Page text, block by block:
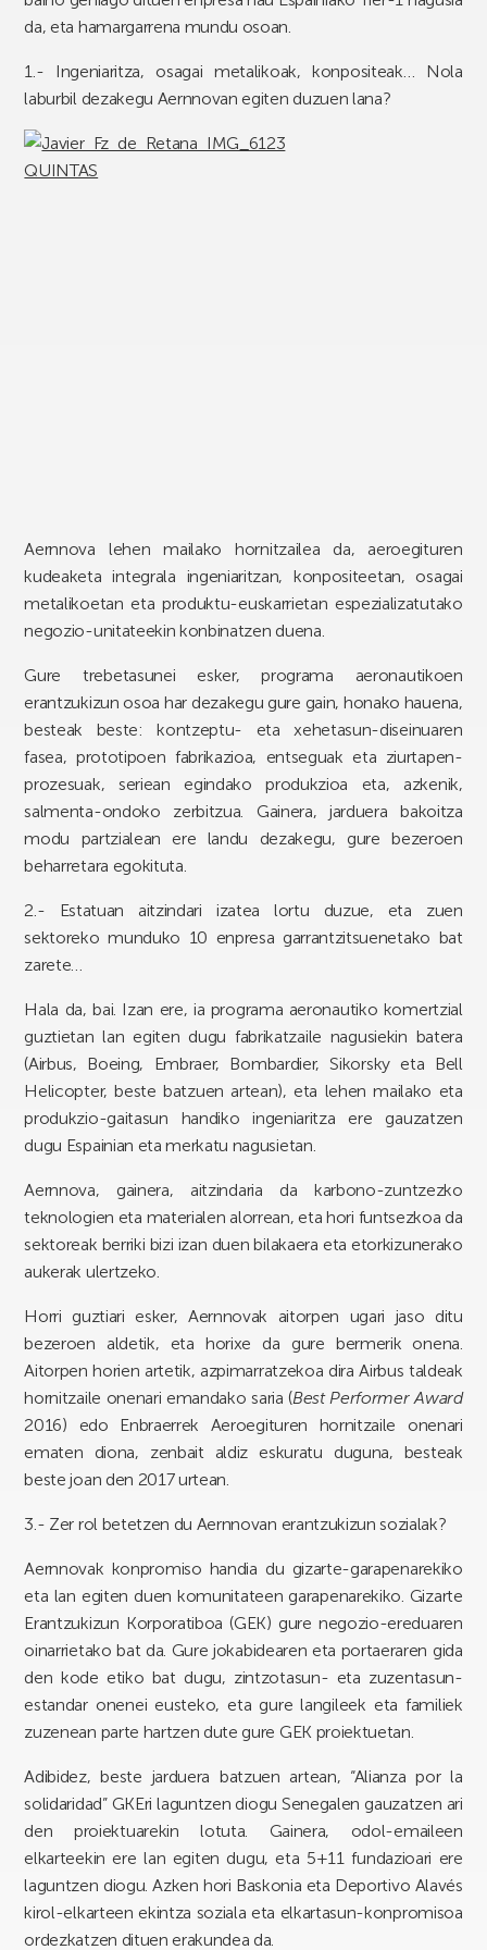
da, eta hamargarrena mundu osoan.
1.- Ingeniaritza, osagai metalikoak, konpositeak… Nola
laburbil dezakegu Aernnovan egiten duzuen lana?
Aernnova lehen mailako hornitzailea da, aeroegituren
kudeaketa integrala ingeniaritzan, konpositeetan, osagai
metalikoetan eta produktu-euskarrietan espezializatutako
negozio-unitateekin konbinatzen duena.
Gure trebetasunei esker, programa aeronautikoen
erantzukizun osoa har dezakegu gure gain, honako hauena,
besteak beste: kontzeptu- eta xehetasun-diseinuaren
fasea, prototipoen fabrikazioa, entseguak eta ziurtapen-
prozesuak, seriean egindako produkzioa eta, azkenik,
salmenta-ondoko zerbitzua. Gainera, jarduera bakoitza
modu partzialean ere landu dezakegu, gure bezeroen
beharretara egokituta.
2.- Estatuan aitzindari izatea lortu duzue, eta zuen
sektoreko munduko 10 enpresa garrantzitsuenetako bat
zarete…
Hala da, bai. Izan ere, ia programa aeronautiko komertzial
guztietan lan egiten dugu fabrikatzaile nagusiekin batera
(Airbus, Boeing, Embraer, Bombardier, Sikorsky eta Bell
Helicopter, beste batzuen artean), eta lehen mailako eta
produkzio-gaitasun handiko ingeniaritza ere gauzatzen
dugu Espainian eta merkatu nagusietan.
Aernnova, gainera, aitzindaria da karbono-zuntzezko
teknologien eta materialen alorrean, eta hori funtsezkoa da
sektoreak berriki bizi izan duen bilakaera eta etorkizunerako
aukerak ulertzeko.
Horri guztiari esker, Aernnovak aitorpen ugari jaso ditu
bezeroen aldetik, eta horixe da gure bermerik onena.
Aitorpen horien artetik, azpimarratzekoa dira Airbus taldeak
hornitzaile onenari emandako saria (Best Performer Award
2016) edo Enbraerrek Aeroegituren hornitzaile onenari
ematen diona, zenbait aldiz eskuratu duguna, besteak
beste joan den 2017 urtean.
3.- Zer rol betetzen du Aernnovan erantzukizun sozialak?
Aernnovak konpromiso handia du gizarte-garapenarekiko
eta lan egiten duen komunitateen garapenarekiko. Gizarte
Erantzukizun Korporatiboa (GEK) gure negozio-ereduaren
oinarrietako bat da. Gure jokabidearen eta portaeraren gida
den kode etiko bat dugu, zintzotasun- eta zuzentasun-
estandar onenei eusteko, eta gure langileek eta familiek
zuzenean parte hartzen dute gure GEK proiektuetan.
Adibidez, beste jarduera batzuen artean, “Alianza por la
solidaridad” GKEri laguntzen diogu Senegalen gauzatzen ari
den proiektuarekin lotuta. Gainera, odol-emaileen
elkarteekin ere lan egiten dugu, eta 5+11 fundazioari ere
laguntzen diogu. Azken hori Baskonia eta Deportivo Alavés
kirol-elkarteen ekintza soziala eta elkartasun-konpromisoa
ordezkatzen dituen erakundea da.